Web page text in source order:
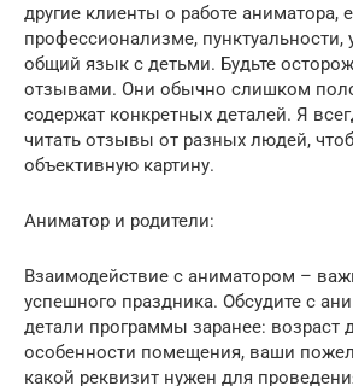
другие клиенты о работе аниматора,
профессионализме, пунктуальности,
общий язык с детьми. Будьте
отзывами. Они обычно слишком
содержат конкретных деталей. Я
читать отзывы от разных людей,
объективную картину.
Аниматор и родители:
Взаимодействие с аниматором –
успешного праздника. Обсудите с
детали программы заранее: возраст
особенности помещения, ваши
какой реквизит нужен для